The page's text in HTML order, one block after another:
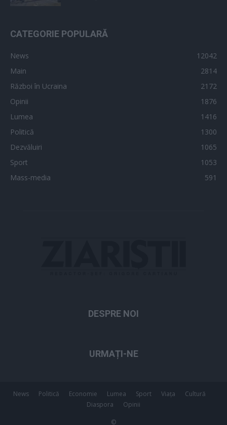
CATEGORIE POPULARĂ
News
12042
Main
2814
Război în Ucraina
2172
Opinii
1876
Lumea
1416
Politică
1300
Dezvăluiri
1065
Sport
1053
Mass-media
591
DESPRE NOI
URMAȚI-NE
News Politică Economie Lumea Sport Viața
Cultură
Diaspora
Opinii
©